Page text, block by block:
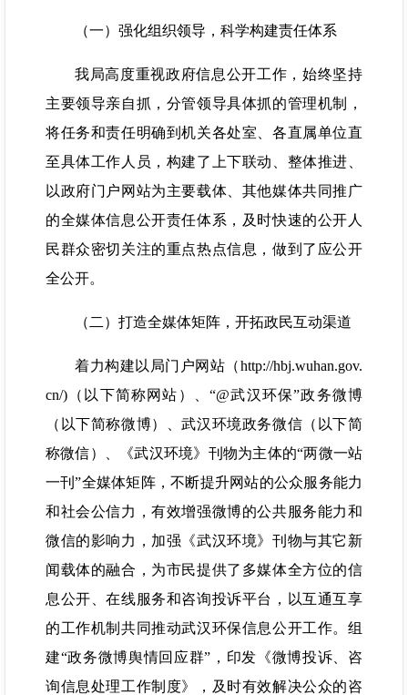
（一）强化组织领导，科学构建责任体系
我局高度重视政府信息公开工作，始终坚持
主要领导亲自抓，分管领导具体抓的管理机制，
将任务和责任明确到机关各处室、各直属单位直
至具体工作人员，构建了上下联动、整体推进、
以政府门户网站为主要载体、其他媒体共同推广
的全媒体信息公开责任体系，及时快速的公开人
民群众密切关注的重点热点信息，做到了应公开
全公开。
（二）打造全媒体矩阵，开拓政民互动渠道
着力构建以局门户网站（http://hbj.wuhan.gov.
cn/)（以下简称网站）、“@武汉环保”政务微博
（以下简称微博）、武汉环境政务微信（以下简
称微信）、《武汉环境》刊物为主体的“两微一站
一刊”全媒体矩阵，不断提升网站的公众服务能力
和社会公信力，有效增强微博的公共服务能力和
微信的影响力，加强《武汉环境》刊物与其它新
闻载体的融合，为市民提供了多媒体全方位的信
息公开、在线服务和咨询投诉平台，以互通互享
的工作机制共同推动武汉环保信息公开工作。组
建“政务微博舆情回应群”，印发《微博投诉、咨
询信息处理工作制度》，及时有效解决公众的咨